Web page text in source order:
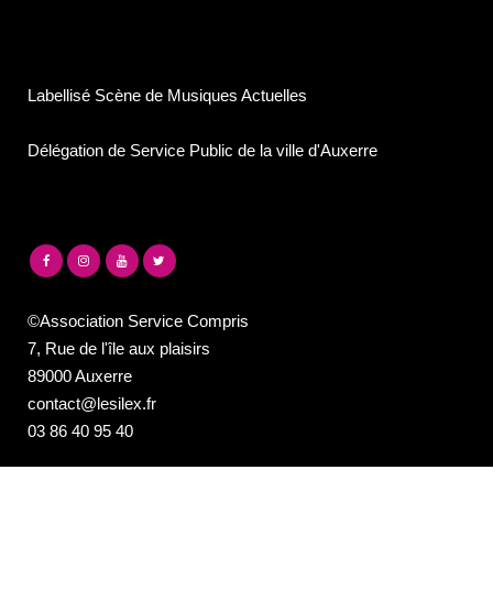
Labellisé Scène de Musiques Actuelles
Délégation de Service Public de la ville d'Auxerre
©Association Service Compris
7, Rue de l'île aux plaisirs
89000 Auxerre
contact@lesilex.fr
03 86 40 95 40